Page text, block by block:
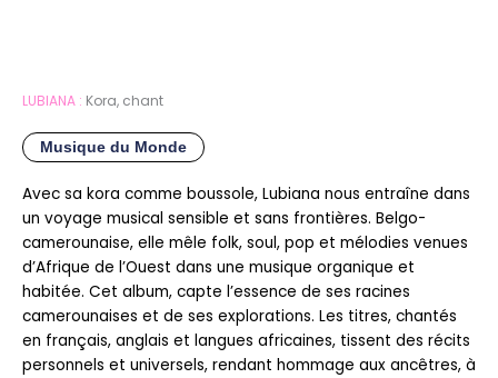
LUBIANA : Kora, chant
Musique du Monde
Avec sa kora comme boussole, Lubiana nous entraîne dans
un voyage musical sensible et sans frontières. Belgo-
camerounaise, elle mêle folk, soul, pop et mélodies venues
d’Afrique de l’Ouest dans une musique organique et
habitée. Cet album, capte l’essence de ses racines
camerounaises et de ses explorations. Les titres, chantés
en français, anglais et langues africaines, tissent des récits
personnels et universels, rendant hommage aux ancêtres, à